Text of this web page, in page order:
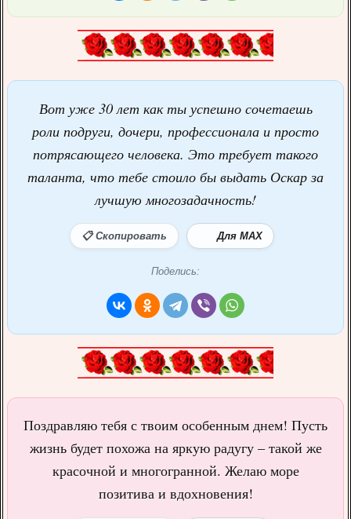
Вот уже 30 лет как ты успешно сочетаешь
роли подруги, дочери, профессионала и просто
потрясающего человека. Это требует такого
таланта, что тебе стоило бы выдать Оскар за
лучшую многозадачность!
📋 Скопировать Для MAX
Поделись:
Поздравляю тебя с твоим особенным днем! Пусть
жизнь будет похожа на яркую радугу – такой же
красочной и многогранной. Желаю море
позитива и вдохновения!